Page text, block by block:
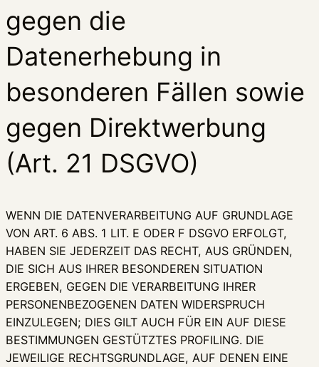
gegen die
Datenerhebung in
besonderen Fällen sowie
gegen Direktwerbung
(Art. 21 DSGVO)
WENN DIE DATENVERARBEITUNG AUF GRUNDLAGE
VON ART. 6 ABS. 1 LIT. E ODER F DSGVO ERFOLGT,
HABEN SIE JEDERZEIT DAS RECHT, AUS GRÜNDEN,
DIE SICH AUS IHRER BESONDEREN SITUATION
ERGEBEN, GEGEN DIE VERARBEITUNG IHRER
PERSONENBEZOGENEN DATEN WIDERSPRUCH
EINZULEGEN; DIES GILT AUCH FÜR EIN AUF DIESE
BESTIMMUNGEN GESTÜTZTES PROFILING. DIE
JEWEILIGE RECHTSGRUNDLAGE, AUF DENEN EINE